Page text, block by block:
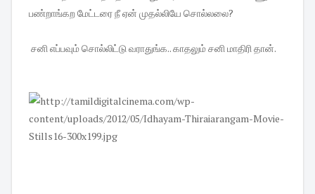
பண்றாங்கற மேட்டரை நீ ஏன் முதல்லியே சொல்லலை?
சனி எப்பவும் சொல்லிட்டு வராதுங்க.. காதலும் சனி மாதிரி தான்.